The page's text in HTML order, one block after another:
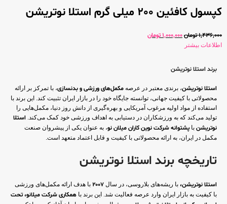
کپسول کافئین 200 میلی گرم استلا نوتریشن
1,436,000تومان1,000,000 تومان
اطلاعات بیشتر
برند استلا نوتریشن
استلا نوتریشن، برندی معتبر در عرصه مکمل‌های ورزشی و بدنسازی، با تمرکز بر ارائه
محصولاتی با کیفیت جهانی، توانسته جایگاه خود را در بازار ایران تثبیت کند. این برند با
استفاده از مواد اولیه مرغوب آمریکایی و بهره‌گیری از دانش روز دنیا، مکمل‌هایی را
تولید می‌کند که به ورزشکاران در دستیابی به اهداف ورزشی خود کمک می‌کند. استلا
نوتریشن با پشتوانه شرکت نوین کاران میلان نو، به عنوان یکی از پیشروان صنعت
مکمل در ایران، به ارائه محصولاتی با کیفیت و قابل اعتماد متعهد است.
تاریخچه برند استلا نوتریشن
استلا نوتریشن، با ریشه‌های بلاروسی، در سال 2007 با هدف ارائه مکمل‌های ورزشی
با کیفیت به بازار ایران وارد عرصه فعالیت شد. این برند با همکاری شرکت میلانو،تحت